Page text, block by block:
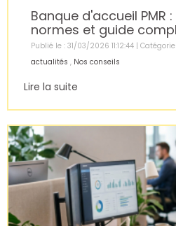
Banque d'accueil PMR
normes et guide
Publié le : 31/03/2026 11:12:44 |
actualités , Nos conseils
Lire la suite